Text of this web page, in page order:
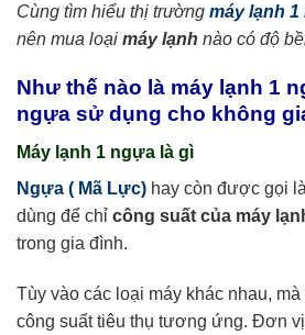
Cùng tìm hiểu thị trường máy lạnh
nên mua loại máy lạnh nào có độ
Như thế nào là máy lạnh 1
ngựa sử dụng cho không
Máy lạnh 1 ngựa là gì
Ngựa ( Mã Lực) hay còn được gọi là
dùng để chỉ công suất của máy
trong gia đình.
Tùy vào các loại máy khác nhau,
công suất tiêu thụ tương ứng. Đơn